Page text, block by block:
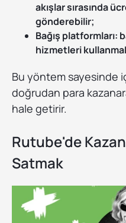
akışlar sırasında
gönderebilir;
Bağış platformları:
hizmetleri
Bu yöntem sayesinde
doğrudan para
hale getirir.
Rutube'de
Satmak